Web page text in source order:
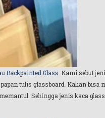
Backpainted Glass . Kami sebut
tulis glassboard. Kalian
Sehingga jenis kaca